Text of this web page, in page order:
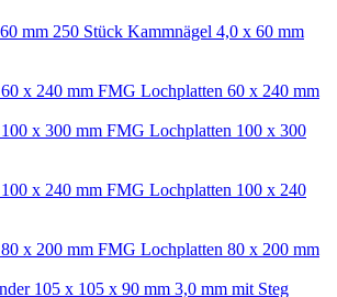
Kammnägel 4,0 x 60 mm
FMG Lochplatten 60 x 240 mm
FMG Lochplatten 100 x 300
FMG Lochplatten 100 x 240
FMG Lochplatten 80 x 200 mm